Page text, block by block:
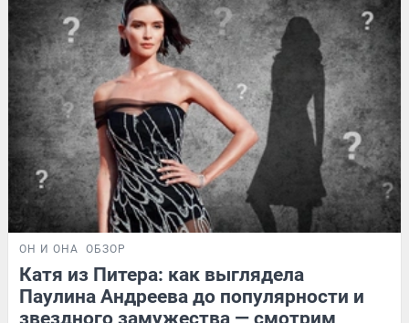
ОН И ОНА ОБЗОР
Катя из Питера: как выглядела
Паулина Андреева до популярности и
звездного замужества — смотрим